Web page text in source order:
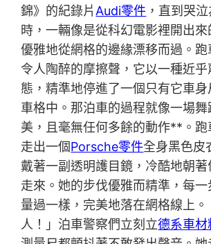
錦》的紀錄片Audi零件 ，直到哭
時，一輛像是從科幻電影裡開出來
優雅地從網格的邊緣漂移而過。跑
令人陶醉的摩擦聲，它以一種近
態，精準地停進了一個只有它車
車格中。那泊車的過程就像一場
美，且毫無任何多餘的動作**。跑
走出一個Porsche零件全身黑色皮
戴著一副透明護目鏡，冷酷地朝
走來。她的步伐優雅而精準，每一
量過一樣，完美地落在網格線上。
人！」泊車警察們立刻立德系車材